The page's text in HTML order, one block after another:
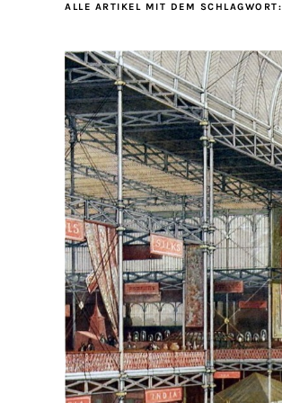
ALLE ARTIKEL MIT DEM SCHLAGWORT: